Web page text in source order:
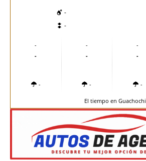
-
-
-
-
-
-
-
-
-
-
-
El tiempo en Guachochi